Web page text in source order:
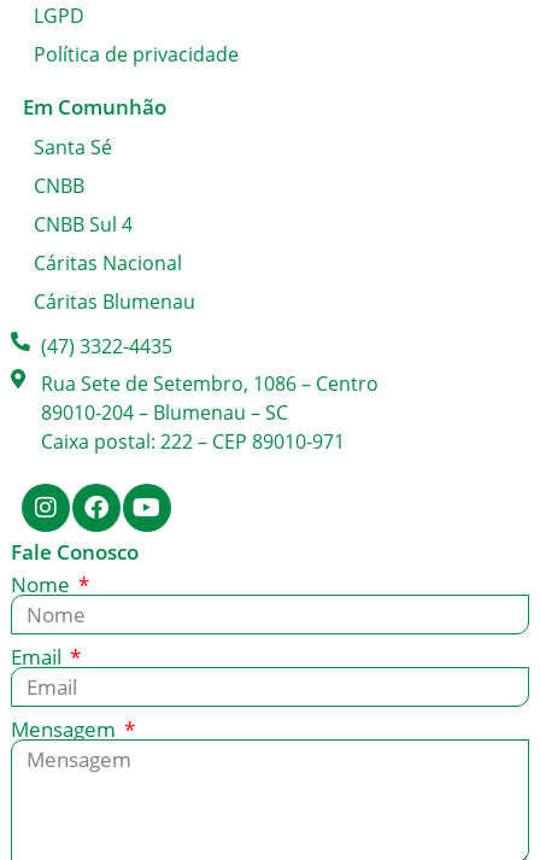
LGPD
Política de privacidade
Em Comunhão
Santa Sé
CNBB
CNBB Sul 4
Cáritas Nacional
Cáritas Blumenau
(47) 3322-4435
Rua Sete de Setembro, 1086 – Centro
89010-204 – Blumenau – SC
Caixa postal: 222 – CEP 89010-971
Fale Conosco
Nome
Email
Mensagem